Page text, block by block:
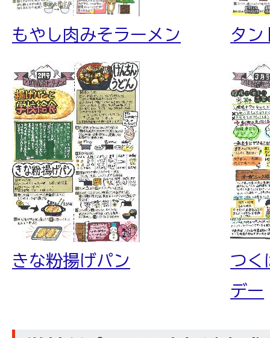
もやし肉みそラーメン タン
きな粉揚げパン
つく
デー